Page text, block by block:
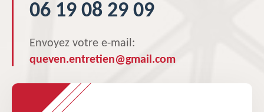
06 19 08 29 09
Envoyez votre e-mail:
queven.entretien@gmail.com